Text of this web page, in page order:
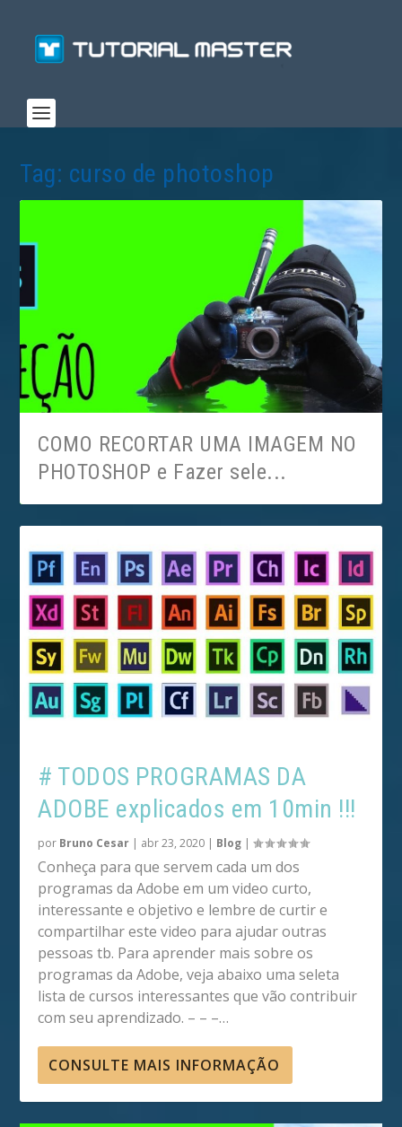
Tag: curso de photoshop
COMO RECORTAR UMA IMAGEM NO
PHOTOSHOP e Fazer sele...
# TODOS PROGRAMAS DA
ADOBE explicados em 10min !!!
por Bruno Cesar | abr 23, 2020 | Blog |
Conheça para que servem cada um dos
programas da Adobe em um video curto,
interessante e objetivo e lembre de curtir e
compartilhar este video para ajudar outras
pessoas tb. Para aprender mais sobre os
programas da Adobe, veja abaixo uma seleta
lista de cursos interessantes que vão contribuir
com seu aprendizado. – – –…
CONSULTE MAIS INFORMAÇÃO